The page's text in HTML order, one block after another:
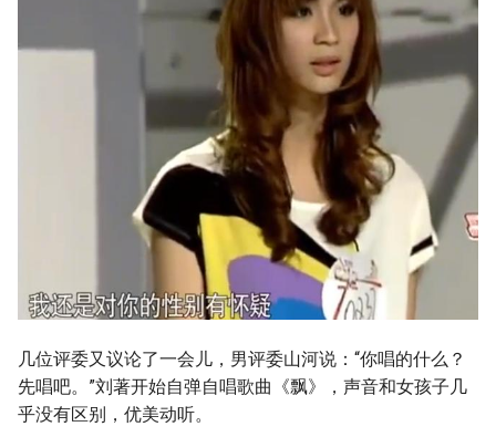
几位评委又议论了一会儿，男评委山河说：“你唱的什么？
先唱吧。”刘著开始自弹自唱歌曲《飘》，声音和女孩子几
乎没有区别，优美动听。